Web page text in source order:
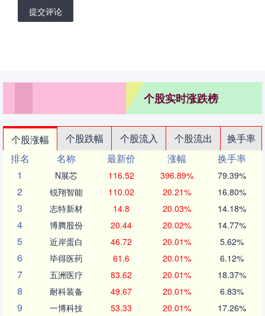
提交评论
个股实时涨跌榜
个股涨幅 个股跌幅 个股流入 个股流出
换手率
排名
名称 最新价 涨幅
换手率
1
N展芯 116.52 396.89% 79.39%
2 锐翔智能 110.02 20.21% 16.80%
3 志特新材 14.8 20.03% 14.18%
4 博腾股份 20.44 20.02% 14.77%
5 近岸蛋白 46.72 20.01% 5.62%
6 毕得医药 61.6 20.01% 6.12%
7 五洲医疗 83.62 20.01% 18.37%
8 耐科装备 49.67 20.01% 6.83%
9 一博科技 53.33 20.01% 17.26%